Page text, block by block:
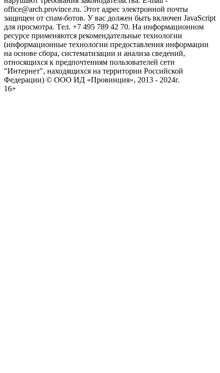
office@arch.province.ru. Этот адрес электронной почты
защищен от спам-ботов. У вас должен быть включен JavaScript
для просмотра. Tел. +7 495 789 42 70. На информационном
ресурсе применяются рекомендательные технологии
(информационные технологии предоставления информации
на основе сбора, систематизации и анализа сведений,
относящихся к предпочтениям пользователей сети
"Интернет", находящихся на территории Российской
Федерации) © ООО ИД «Провинция», 2013 - 2024г.
16+